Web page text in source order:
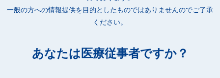
一般の方への情報提供を目的としたものではありませんのでご了承
ください。
あなたは医療従事者ですか？